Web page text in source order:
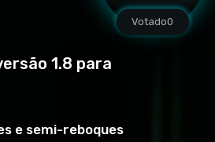
Votado0
1.8 para
e semi-reboques